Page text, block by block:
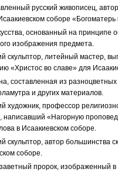
русский живописец,
соборе «Богоматерь
основанный на принципе
изображения предмета.
скульптор, литейный мастер,
«Христос во славе» для
составленная из разноцветных
и других материалов.
художник, профессор
написавший «Нагорную
в Исаакиевском соборе.
скульптор, автор большинства
соборе.
пророк, изображенный